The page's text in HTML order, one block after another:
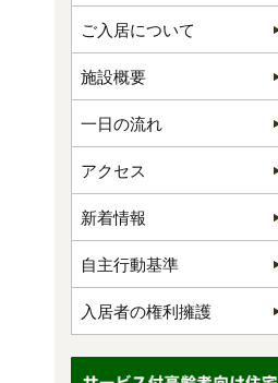
ご入居について
施設概要
一日の流れ
アクセス
新着情報
自主行動基準
入居者の権利擁護